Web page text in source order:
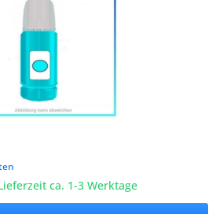
ca. 1-3 Werktage